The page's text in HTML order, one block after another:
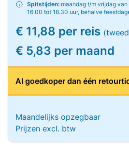
Spitstijden: maandag t/m vrijdag
16.00 tot 18.30 uur, behalve
€ 11,88 per reis
€ 5,83 per maand
Al goedkoper dan één
Maandelijks opzegbaar
Prijzen excl. btw